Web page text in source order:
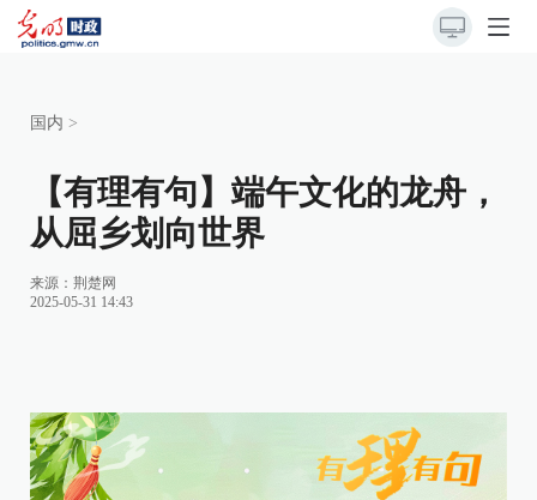
国内 >
【有理有句】端午文化的龙舟，
从屈乡划向世界
来源： 荆楚网
2025-05-31 14:43